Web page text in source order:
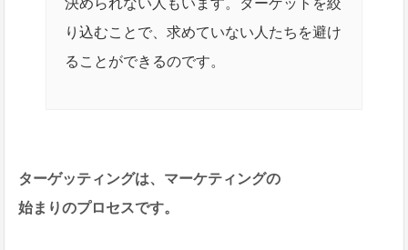
決められない人もいます。ターゲットを絞
り込むことで、求めていない人たちを避け
ることができるのです。
ターゲッティングは、マーケティングの
始まりのプロセスです。